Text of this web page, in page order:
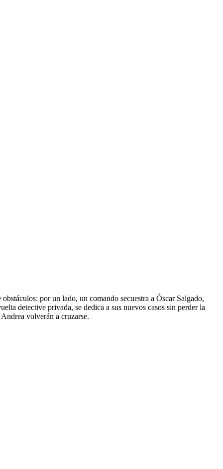
por un lado, un comando secuestra a Óscar Salgado,
detective privada, se dedica a sus nuevos casos sin perder la
volverán a cruzarse.